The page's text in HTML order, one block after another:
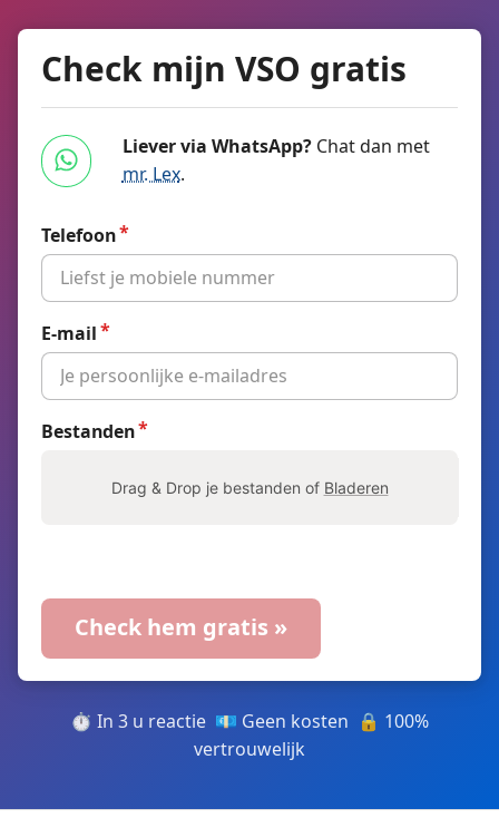
Check mijn VSO gratis
Liever via WhatsApp?Chat dan met
mr. Lex.
Telefoon
E-mail
Bestanden
Drag & Drop je bestanden of Bladeren
⏱️ In 3 u reactie 💶 Geen kosten 🔒 100%
vertrouwelijk